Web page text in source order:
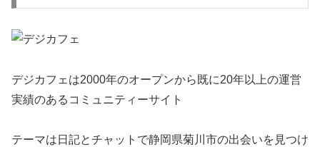
デジカフェは2000年のオープンから既に20年以上の運営
実績のあるコミュニティーサイト
テーマは日記とチャットで静岡県菊川市の出会いを見つけ